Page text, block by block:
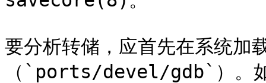
要分析转储，应首先在系统
（`ports/devel/gdb`）。